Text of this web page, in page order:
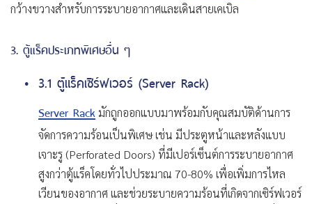
กว้างขวางสำหรับการระบายอากาศและเดินสายเคเบิล
3. ตู้แร็คประเภทพิเศษอื่น ๆ
3.1 ตู้แร็คเซิร์ฟเวอร์ (Server Rack)
Server Rack มักถูกออกแบบมาพร้อมกับคุณสมบัติด้านการ
จัดการความร้อนเป็นพิเศษ เช่น มีประตูหน้าและหลังแบบ
เจาะรู (Perforated Doors) ที่มีเปอร์เซ็นต์การระบายอากาศ
สูงกว่าตู้แร็คโดยทั่วไปประมาณ 70-80% เพื่อเพิ่มการไหล
เวียนของอากาศ และช่วยระบายความร้อนที่เกิดจากเซิร์ฟเวอร์